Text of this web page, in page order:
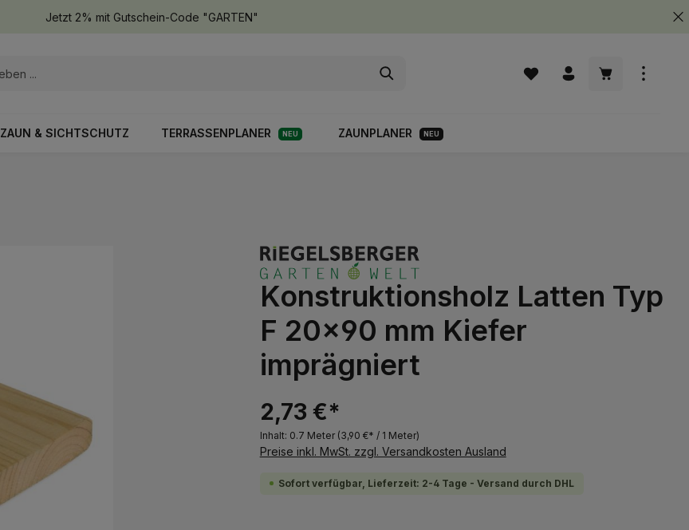
Jetzt 2% mit Gutschein-Code "GARTEN"
Warenkorb
ZAUN & SICHTSCHUTZ TERRASSENPLANER NEU ZAUNPLANER NEU
Konstruktionsholz Latten Typ
F 20x90 mm Kiefer
imprägniert
2,73 €*
Inhalt: 0.7 Meter (3,90 €* / 1 Meter)
Preise inkl. MwSt. zzgl. Versandkosten Ausland
Sofort verfügbar, Lieferzeit: 2-4 Tage - Versand durch DHL